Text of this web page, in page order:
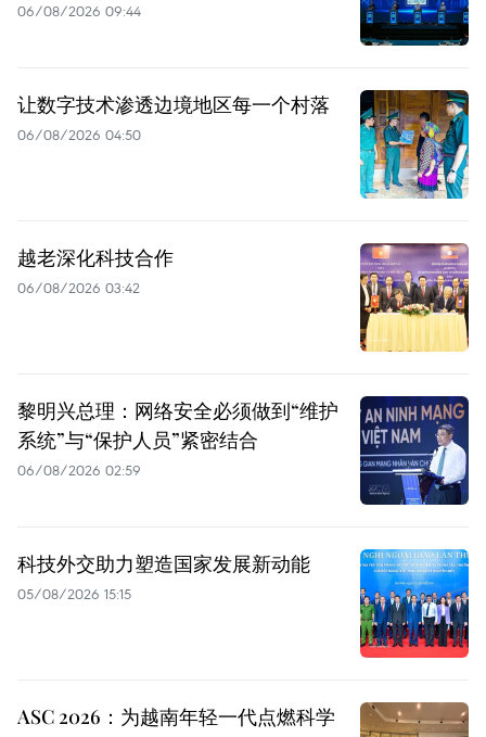
06/08/2026 09:44
让数字技术渗透边境地区每一个村落
06/08/2026 04:50
越老深化科技合作
06/08/2026 03:42
黎明兴总理：网络安全必须做到“维护
系统”与“保护人员”紧密结合
06/08/2026 02:59
科技外交助力塑造国家发展新动能
05/08/2026 15:15
ASC 2026：为越南年轻一代点燃科学